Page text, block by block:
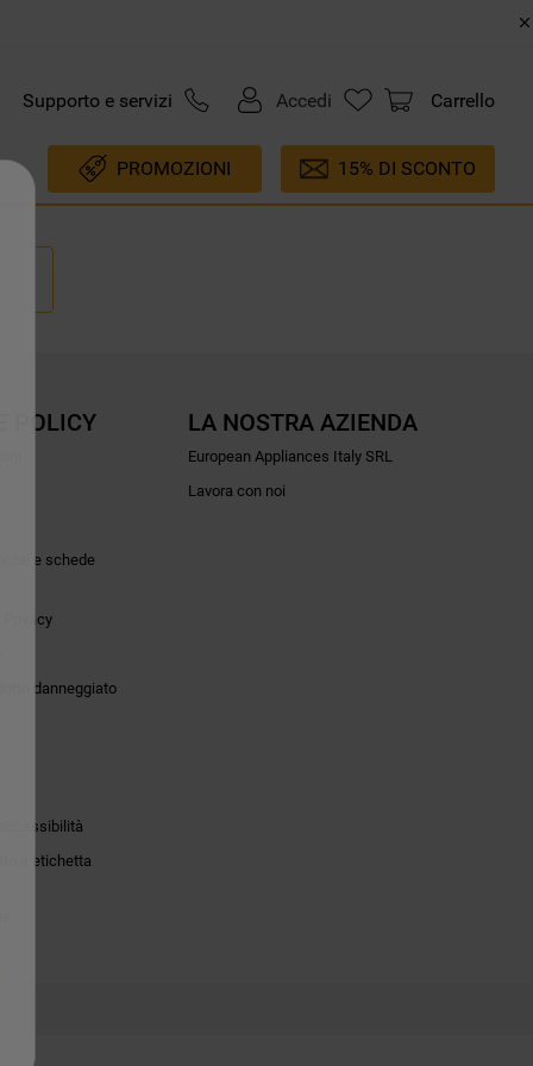
Supporto e servizi Accedi Carrello
PROMOZIONI 15% DI SCONTO
POLICY
e schede
Privacy
danneggiato
e etichetta
LA NOSTRA AZIENDA
European Appliances Italy SRL
Lavora con noi